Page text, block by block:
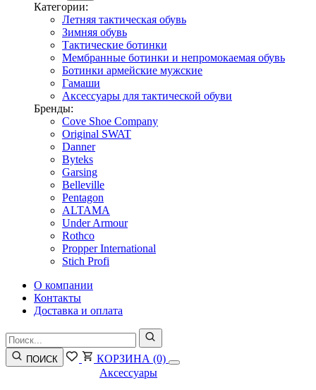
Категории:
Летняя тактическая обувь
Зимняя обувь
Тактические ботинки
Мембранные ботинки и непромокаемая обувь
Ботинки армейские мужские
Гамаши
Аксессуары для тактической обуви
Бренды:
Cove Shoe Company
Original SWAT
Danner
Byteks
Garsing
Belleville
Pentagon
ALTAMA
Under Armour
Rothco
Propper International
Stich Profi
О компании
Контакты
Доставка и оплата
ПОИСК КОРЗИНА (0)
Аксессуары